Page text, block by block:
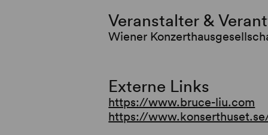
Veranstalter &
Wiener
Externe Links
https://www.bruce-liu.com
https://